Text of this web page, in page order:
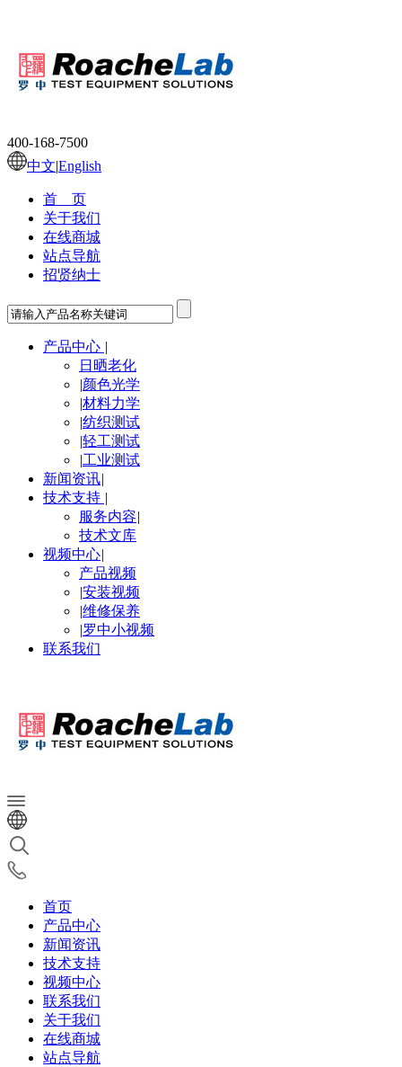
400-168-7500
中文|English
首 页
关于我们
在线商城
站点导航
招贤纳士
产品中心 |
日晒老化
|颜色光学
|材料力学
|纺织测试
|轻工测试
|工业测试
新闻资讯|
技术支持 |
服务内容|
技术文库
视频中心|
产品视频
|安装视频
|维修保养
|罗中小视频
联系我们
首页
产品中心
新闻资讯
技术支持
视频中心
联系我们
关于我们
在线商城
站点导航